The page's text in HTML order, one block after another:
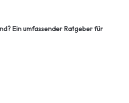
Ein umfassender Ratgeber für